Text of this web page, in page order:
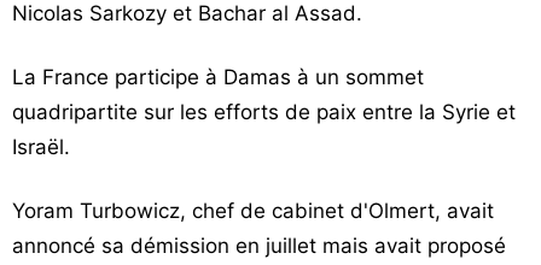
Nicolas Sarkozy et Bachar al Assad.
La France participe à Damas à un sommet
quadripartite sur les efforts de paix entre la Syrie et
Israël.
Yoram Turbowicz, chef de cabinet d'Olmert, avait
annoncé sa démission en juillet mais avait proposé